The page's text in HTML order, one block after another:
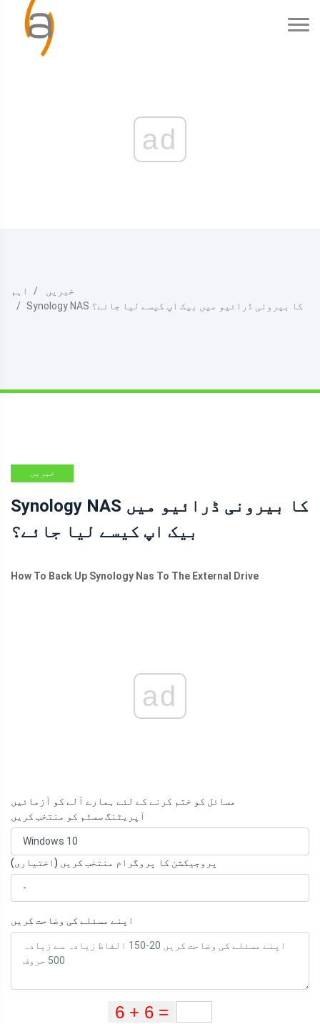
ad
اہم
خبریں
Synology NAS کا بیرونی ڈرائیو میں بیک اپ کیسے لیا جائے؟
خبریں
Synology NAS کا بیرونی ڈرائیو میں
بیک اپ کیسے لیا جائے؟
How To Back Up Synology Nas To The External Drive
ad
مسائل کو ختم کرنے کے لئے ہمارے آلے کو آزمائیں
آپریٹنگ سسٹم کو منتخب کریں
پروجیکشن کا پروگرام منتخب کریں (اختیاری)
اپنے مسئلے کی وضاحت کریں